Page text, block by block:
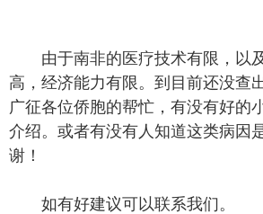
由于南非的医疗技术有限，以
高，经济能力有限。到目前还没查
广征各位侨胞的帮忙，有没有好的
介绍。或者有没有人知道这类病因
谢！
如有好建议可以联系我们。